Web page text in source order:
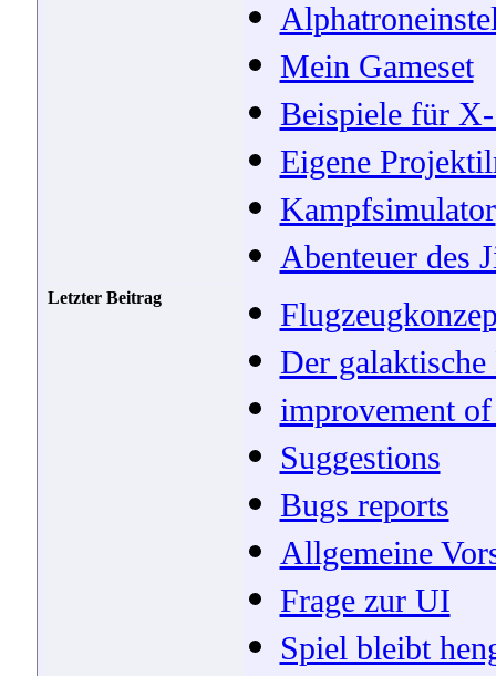
Mein Gameset
Beispiele für
Eigene
Kampfsimulator
Abenteuer des
Letzter Beitrag
Der
improvement
Suggestions
Bugs reports
Allgemeine
Frage zur UI
Spiel bleibt